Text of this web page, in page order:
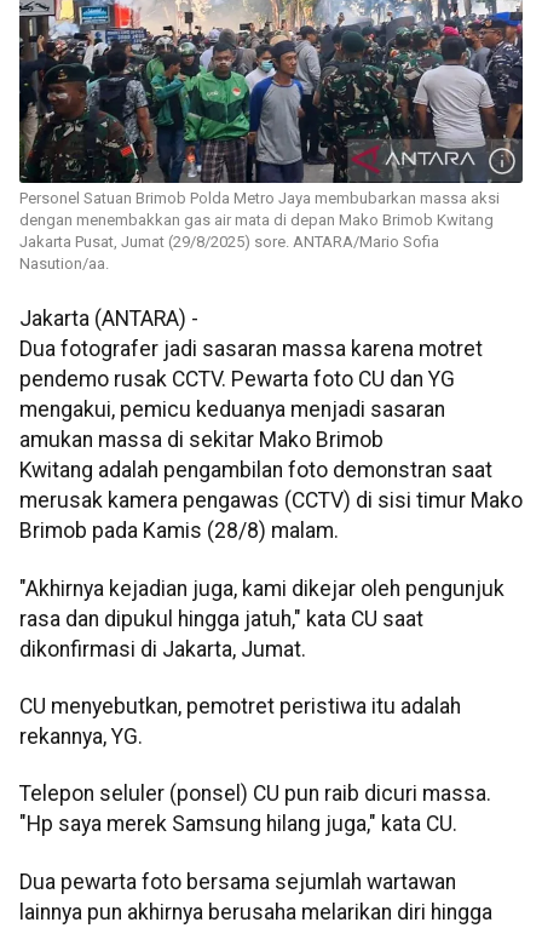
Personel Satuan Brimob Polda Metro Jaya membubarkan massa aksi
dengan menembakkan gas air mata di depan Mako Brimob Kwitang
Jakarta Pusat, Jumat (29/8/2025) sore. ANTARA/Mario Sofia
Nasution/aa.
Jakarta (ANTARA) -
Dua fotografer jadi sasaran massa karena motret
pendemo rusak CCTV. Pewarta foto CU dan YG
mengakui, pemicu keduanya menjadi sasaran
amukan massa di sekitar Mako Brimob
Kwitang adalah pengambilan foto demonstran saat
merusak kamera pengawas (CCTV) di sisi timur Mako
Brimob pada Kamis (28/8) malam.
"Akhirnya kejadian juga, kami dikejar oleh pengunjuk
rasa dan dipukul hingga jatuh," kata CU saat
dikonfirmasi di Jakarta, Jumat.
CU menyebutkan, pemotret peristiwa itu adalah
rekannya, YG.
Telepon seluler (ponsel) CU pun raib dicuri massa.
"Hp saya merek Samsung hilang juga," kata CU.
Dua pewarta foto bersama sejumlah wartawan
lainnya pun akhirnya berusaha melarikan diri hingga